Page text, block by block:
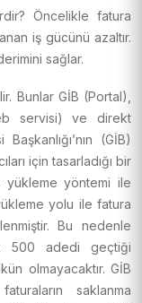
Öncelikle fatura
iş gücünü azaltır.
sağlar.
Bunlar GİB (Portal),
servisi) ve direkt
(GİB)
için tasarladığı bir
yükleme yöntemi ile
yolu ile fatura
Bu nedenle
500 adedi geçtiği
olmayacaktır. GİB
saklanma